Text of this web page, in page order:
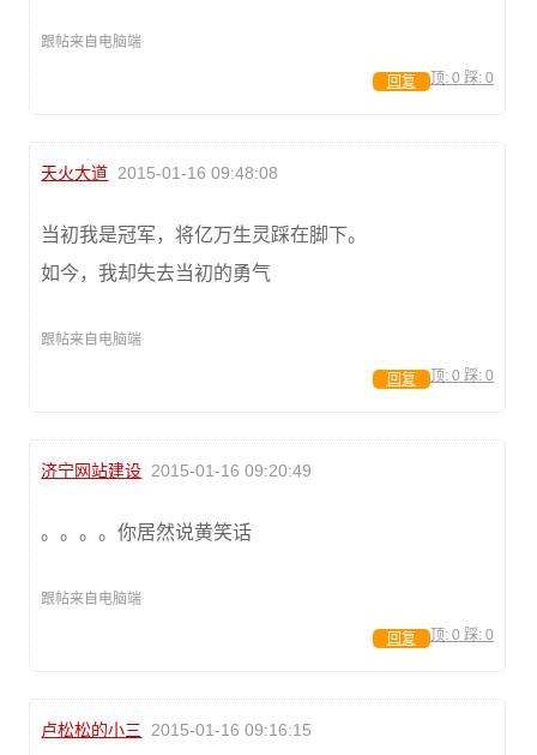
跟帖来自电脑端
顶: 0 踩: 0
回复
天火大道 2015-01-16 09:48:08
当初我是冠军，将亿万生灵踩在脚下。
如今，我却失去当初的勇气
跟帖来自电脑端
顶: 0 踩: 0
回复
济宁网站建设 2015-01-16 09:20:49
。。。。你居然说黄笑话
跟帖来自电脑端
顶: 0 踩: 0
回复
卢松松的小三 2015-01-16 09:16:15